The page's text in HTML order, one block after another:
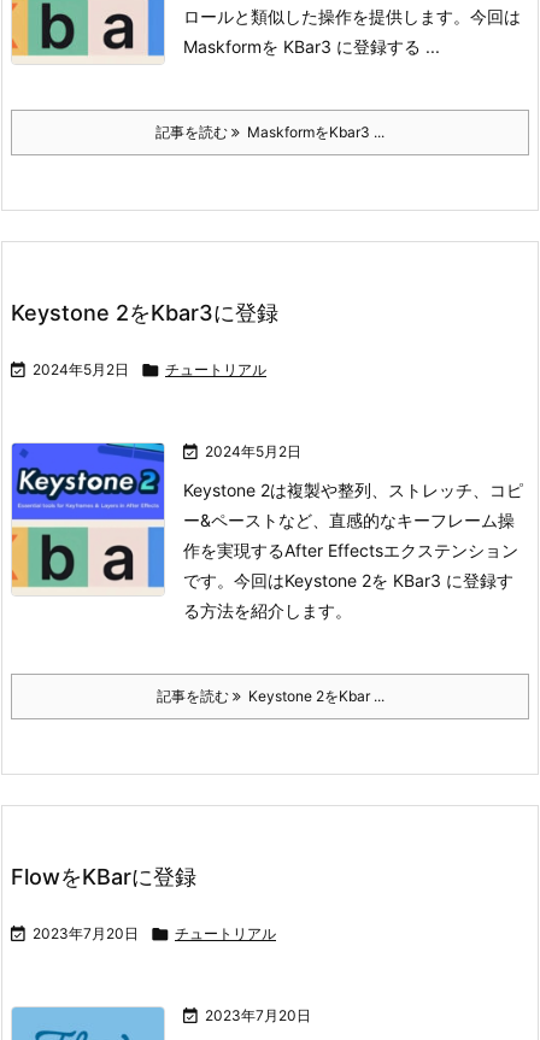
ロールと類似した操作を提供します。今回は
Maskformを KBar3 に登録する ...
記事を読む MaskformをKbar3 ...
Keystone 2をKbar3に登録
 2024年5月2日  チュートリアル
 2024年5月2日
Keystone 2は複製や整列、ストレッチ、コピ
ー&ペーストなど、直感的なキーフレーム操
作を実現するAfter Effectsエクステンション
です。今回はKeystone 2を KBar3 に登録す
る方法を紹介します。
記事を読む Keystone 2をKbar ...
FlowをKBarに登録
 2023年7月20日  チュートリアル
 2023年7月20日